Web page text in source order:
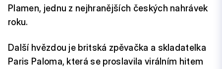
Plamen, jednu z nejhranějších českých nahrávek
roku.
Další hvězdou je britská zpěvačka a skladatelka
Paris Paloma, která se proslavila virálním hitem